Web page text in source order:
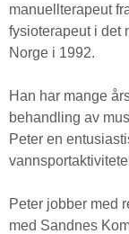
manuellterapeut
fysioterapeut i det
Norge i 1992.
Han har mange
behandling av
Peter en
Peter jobber med
med Sandnes